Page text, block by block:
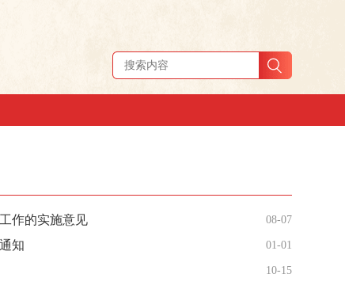
作的实施意见 08-07
知 01-01
10-15